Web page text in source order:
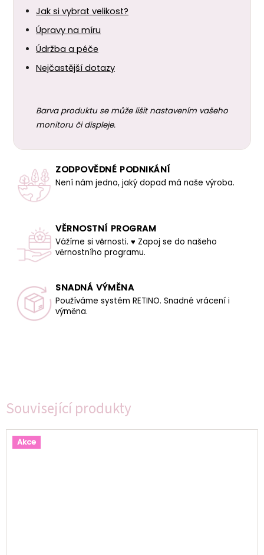
Související produkty
Akce
Jak si vybrat velikost?
Úpravy na míru
Údržba a péče
Nejčastější dotazy
Barva produktu se může lišit nastavením vašeho
monitoru či displeje.
ZODPOVĚDNÉ PODNIKÁNÍ
Není nám jedno, jaký dopad má naše výroba.
VĚRNOSTNÍ PROGRAM
Vážíme si věrnosti. ♥ Zapoj se do našeho
věrnostního programu.
SNADNÁ VÝMĚNA
Používáme systém RETINO. Snadné vrácení i
výměna.